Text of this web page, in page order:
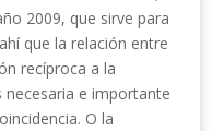
2009, que sirve para
que la relación entre
recíproca a la
e importante
O la